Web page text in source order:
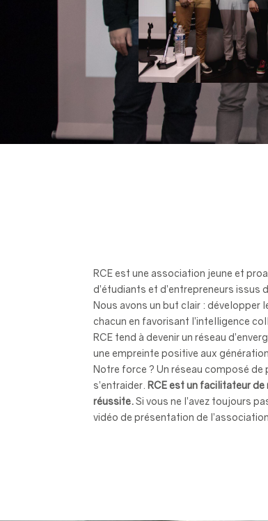
RCE est une association jeune et
d’étudiants et d’entrepreneurs issus
Nous avons un but clair :
chacun en favorisant l’intelligence
RCE tend à devenir un réseau
une empreinte positive aux
Notre force ? Un réseau composé
s’entraider.RCE est un facilitateur
réussite.Si vous ne l’avez toujours
vidéo de présentation de l’association